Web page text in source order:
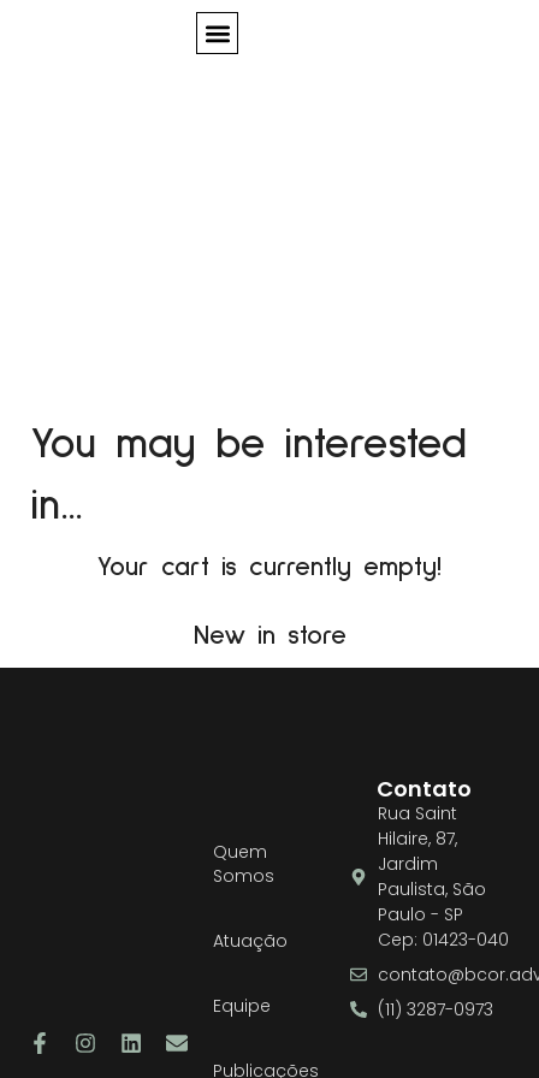
You may be interested
in…
Your cart is currently empty!
New in store
Quem
Somos
Atuação
Equipe
Publicações
Contato
Rua Saint
Hilaire, 87,
Jardim
Paulista, São
Paulo - SP
Cep: 01423-040
(11) 3287-0973